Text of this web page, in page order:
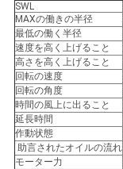
事
件
CONTACT
US
SWL
MAXの働きの半径
最低の働く半径
速度を高く上げること
高さを高く上げること
回転の速度
回転の角度
時間の風上に出ること
延長時間
作動状態
助言されたオイルの流れ
モーター力